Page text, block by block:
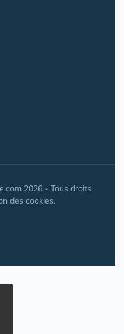
2026 - Tous droits
des cookies.